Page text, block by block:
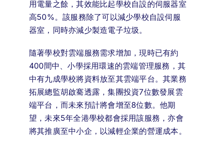
用電量之餘，其效能比起學校自設的伺服器室
高50%。該服務除了可以減少學校自設伺服
器室，同時亦減少製造電子垃圾。
隨著學校對雲端服務需求增加，現時已有約
400間中、小學採用環速的雲端管理服務，其
中有九成學校將資料放至其雲端平台。其業務
拓展總監胡啟騫透露，集團投資7位數發展雲
端平台，而未來預計將會增至8位數。他期
望，未來5年全港學校都會採用該服務，亦會
將其推廣至中小企，以減輕企業的營運成本。